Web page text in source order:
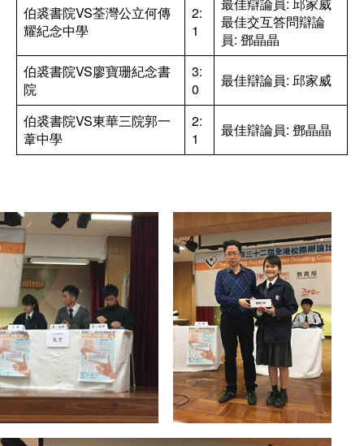
伯裘書院VS荃灣公立何傳
耀紀念中學
2:
1
最佳交互答問辯論
員: 鄧晶晶
伯裘書院VS廖寶珊紀念書
院
3:
0
最佳辯論員: 邱家威
伯裘書院VS東華三院郭一
葦中學
2:
1
最佳辯論員: 鄧晶晶